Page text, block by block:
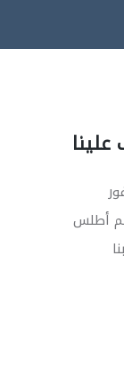
أطلس